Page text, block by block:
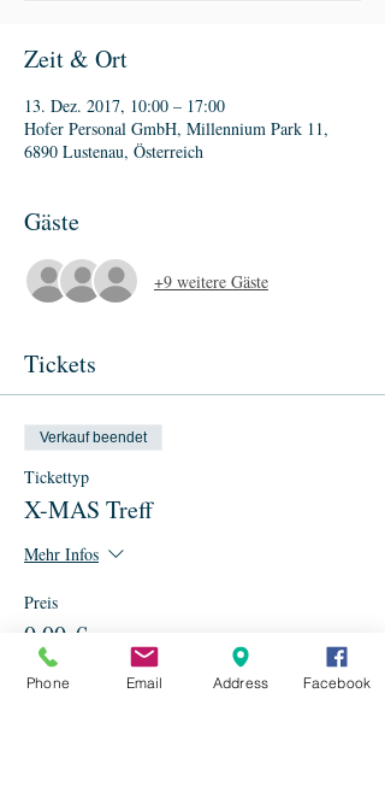
Zeit & Ort
13. Dez. 2017, 10:00 – 17:00
Hofer Personal GmbH, Millennium Park 11,
6890 Lustenau, Österreich
Gäste
+9 weitere Gäste
Tickets
Verkauf beendet
Tickettyp
X-MAS Treff
Mehr Infos
Preis
0,00 €
Phone Email Address Facebook